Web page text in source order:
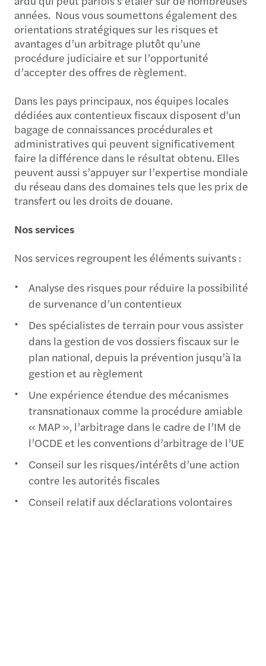
années. Nous vous soumettons également des
orientations stratégiques sur les risques et
avantages d’un arbitrage plutôt qu’une
procédure judiciaire et sur l’opportunité
d’accepter des offres de règlement.
Dans les pays principaux, nos équipes locales
dédiées aux contentieux fiscaux disposent d'un
bagage de connaissances procédurales et
administratives qui peuvent significativement
faire la différence dans le résultat obtenu. Elles
peuvent aussi s’appuyer sur l’expertise mondiale
du réseau dans des domaines tels que les prix de
transfert ou les droits de douane.
Nos services
Nos services regroupent les éléments suivants :
Analyse des risques pour réduire la possibilité
de survenance d’un contentieux
Des spécialistes de terrain pour vous assister
dans la gestion de vos dossiers fiscaux sur le
plan national, depuis la prévention jusqu’à la
gestion et au règlement
Une expérience étendue des mécanismes
transnationaux comme la procédure amiable
« MAP », l’arbitrage dans le cadre de l’IM de
l’OCDE et les conventions d’arbitrage de l’UE
Conseil sur les risques/intérêts d’une action
contre les autorités fiscales
Conseil relatif aux déclarations volontaires